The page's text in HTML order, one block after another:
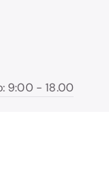
9:00 - 18.00